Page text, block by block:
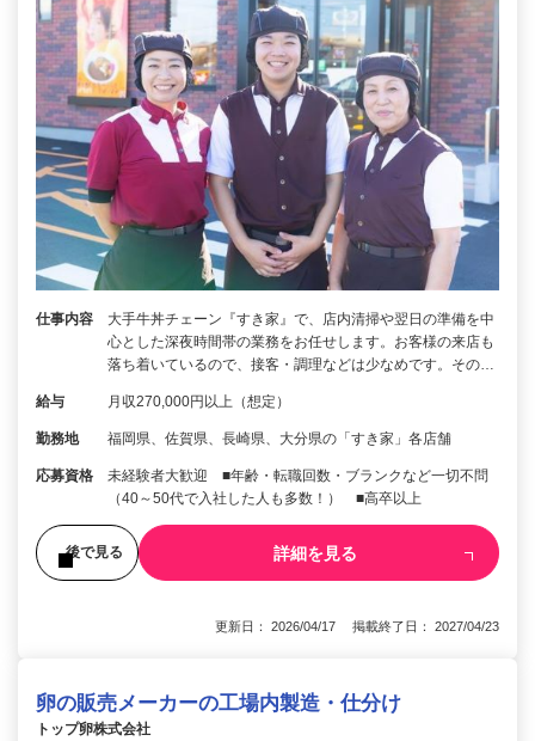
仕事内容
大手牛丼チェーン『すき家』で、店内清掃や翌日の準備を中
心とした深夜時間帯の業務をお任せします。お客様の来店も
落ち着いているので、接客・調理などは少なめです。その…
給与 月収270,000円以上（想定）
勤務地 福岡県、佐賀県、長崎県、大分県の「すき家」各店舗
応募資格
未経験者大歓迎 ■年齢・転職回数・ブランクなど一切不問
（40～50代で入社した人も多数！） ■高卒以上
後で見る 詳細を見る
更新日： 2026/04/17 掲載終了日： 2027/04/23
卵の販売メーカーの工場内製造・仕分け
トップ卵株式会社